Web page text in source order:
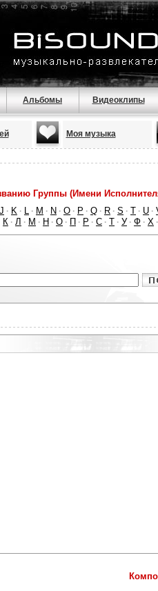
Альбомы Видеоклипы
Моя музыка
Группы (Имени
J · K · L · M · N · O · P · Q · R · S · T · U ·
К · Л · М · Н · О · П · Р · С · Т · У · Ф · Х